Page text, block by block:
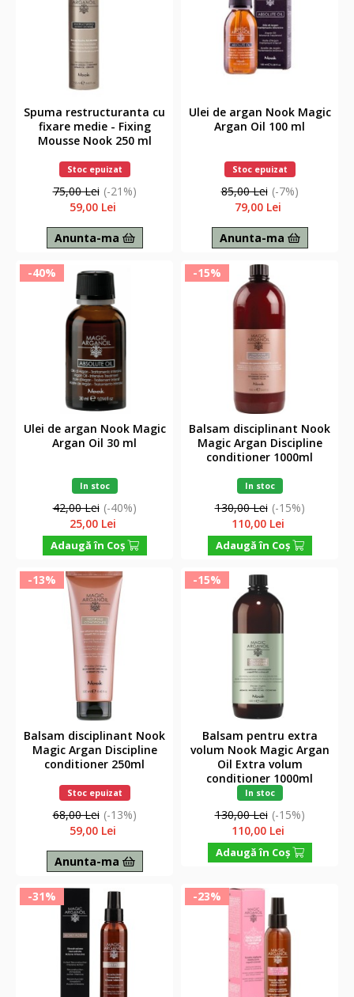
Spuma restructuranta cu
fixare medie - Fixing
Mousse Nook 250 ml
Stoc epuizat
75,00 Lei (-21%)
59,00 Lei
Anunta-ma
Ulei de argan Nook Magic
Argan Oil 100 ml
Stoc epuizat
85,00 Lei (-7%)
79,00 Lei
Anunta-ma
-40%
Ulei de argan Nook Magic
Argan Oil 30 ml
In stoc
42,00 Lei (-40%)
25,00 Lei
Adaugă în Coş
-15%
Balsam disciplinant Nook
Magic Argan Discipline
conditioner 1000ml
In stoc
130,00 Lei (-15%)
110,00 Lei
Adaugă în Coş
-13%
Balsam disciplinant Nook
Magic Argan Discipline
conditioner 250ml
Stoc epuizat
68,00 Lei (-13%)
59,00 Lei
Anunta-ma
-15%
Balsam pentru extra
volum Nook Magic Argan
Oil Extra volum
conditioner 1000ml
In stoc
130,00 Lei (-15%)
110,00 Lei
Adaugă în Coş
-31% -23%